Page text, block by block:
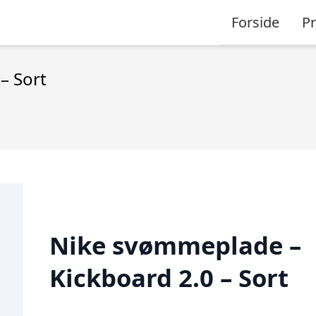
Forside
Sort
Nike svømmeplade –
Kickboard 2.0 – Sort